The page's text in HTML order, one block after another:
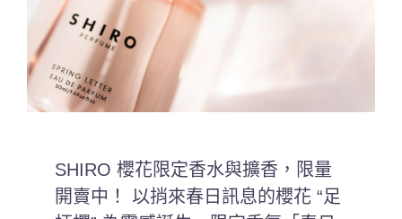
SHIRO 櫻花限定香水與擴香，限量
開賣中！ 以捎來春日訊息的櫻花 “足